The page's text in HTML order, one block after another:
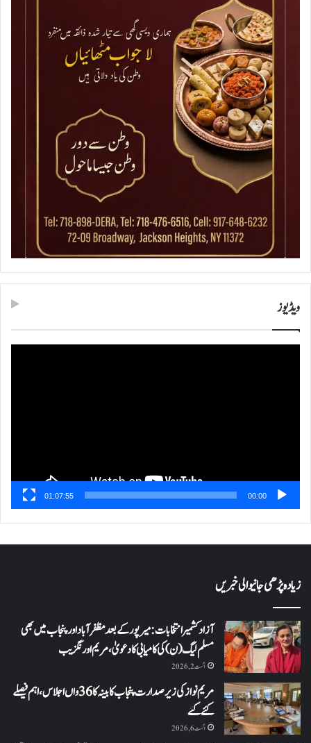
ویڈیوز
00:00
01:07:55
زیادہ پڑھی جانیوالی خبریں
آزاد کشمیر انتخابات: میرپور کے بعد مظفرآباد اور پنجاب میں بھی
مسلم لیگ (ن) کی کامیابی کا دعویٰ، مریم اورنگزیب
اگست 2, 2026
مریم نواز کی زیر صدارت پنجاب کابینہ کا 36واں اجلاس،اہم فیصلے
کئے گئے
اگست 6, 2026